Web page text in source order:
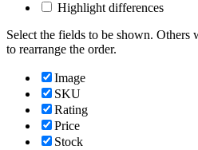
Highlight differences
Select the fields to be shown.
to rearrange the order.
Image
SKU
Rating
Price
Stock